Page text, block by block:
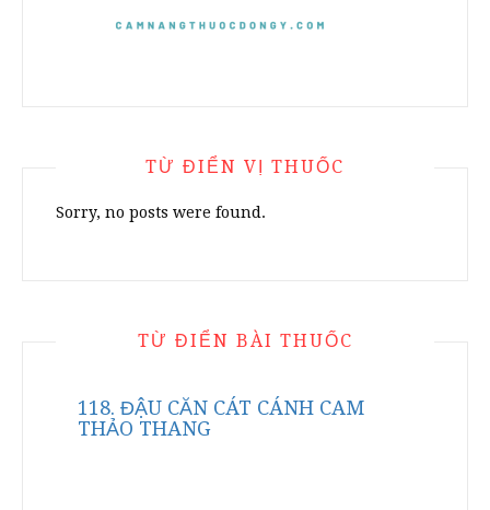
TỪ ĐIỂN VỊ THUỐC
Sorry, no posts were found.
TỪ ĐIỂN BÀI THUỐC
118. ĐẬU CĂN CÁT CÁNH CAM
THẢO THANG